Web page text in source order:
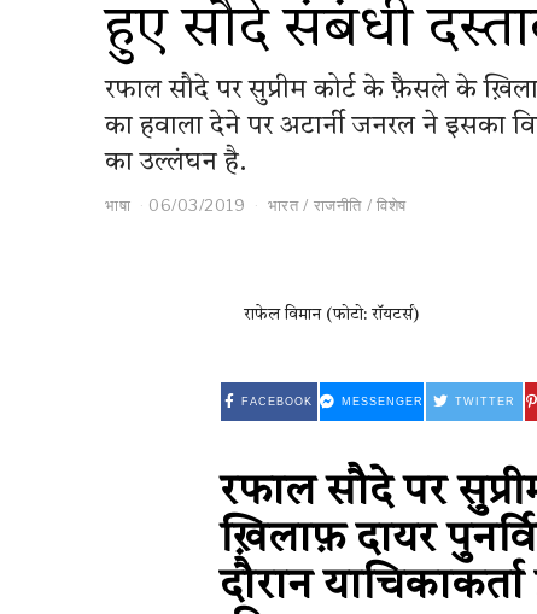
हुए सौदे संबंधी
रफाल सौदे पर सुप्रीम कोर्ट के फ़ैसले के
का हवाला देने पर अटार्नी जनरल ने इसका
का उल्लंघन है.
भाषा 06/03/2019 भारत / राजनीति / विशेष
राफेल विमान (फोटो: रॉयटर्स)
FACEBOOK MESSENGER TWITTER
रफाल सौदे पर
ख़िलाफ़ दायर
दौरान